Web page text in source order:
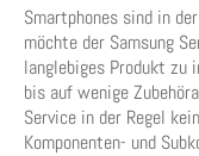
Smartphones sind in
möchte der Samsung
langlebiges Produkt zu
bis auf wenige
Service in der Regel
Komponenten- und